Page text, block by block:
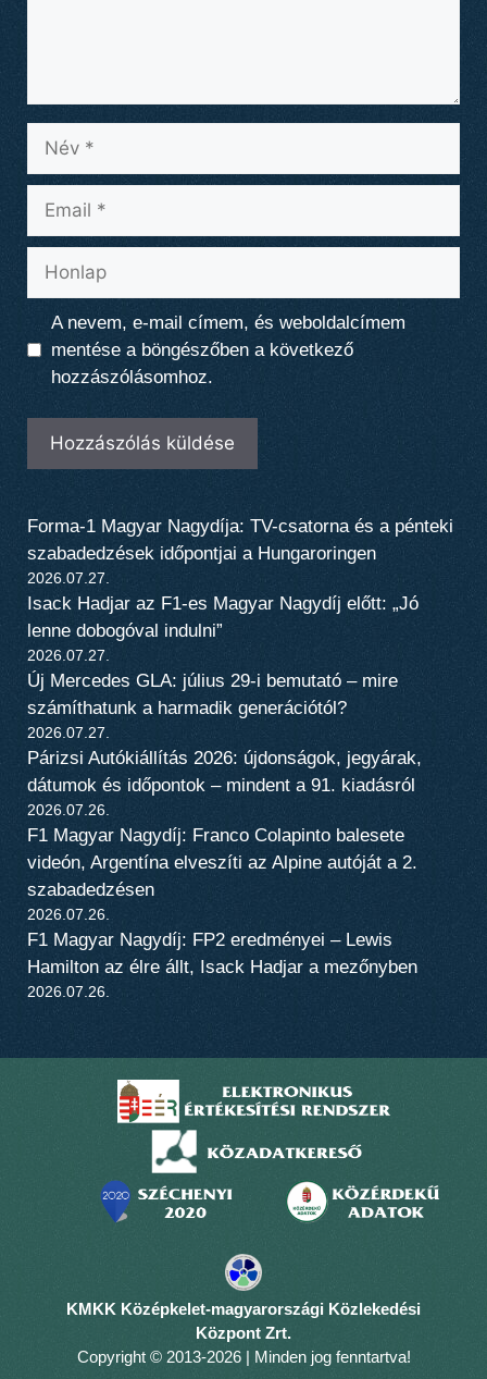
Név
Email
Honlap
A nevem, e-mail címem, és weboldalcímem
mentése a böngészőben a következő
hozzászólásomhoz.
Forma-1 Magyar Nagydíja: TV-csatorna és a pénteki
szabadedzések időpontjai a Hungaroringen
2026.07.27.
Isack Hadjar az F1-es Magyar Nagydíj előtt: „Jó
lenne dobogóval indulni”
2026.07.27.
Új Mercedes GLA: július 29-i bemutató – mire
számíthatunk a harmadik generációtól?
2026.07.27.
Párizsi Autókiállítás 2026: újdonságok, jegyárak,
dátumok és időpontok – mindent a 91. kiadásról
2026.07.26.
F1 Magyar Nagydíj: Franco Colapinto balesete
videón, Argentína elveszíti az Alpine autóját a 2.
szabadedzésen
2026.07.26.
F1 Magyar Nagydíj: FP2 eredményei – Lewis
Hamilton az élre állt, Isack Hadjar a mezőnyben
2026.07.26.
KMKK Középkelet-magyarországi Közlekedési
Központ Zrt.
Copyright © 2013-2026 | Minden jog fenntartva!